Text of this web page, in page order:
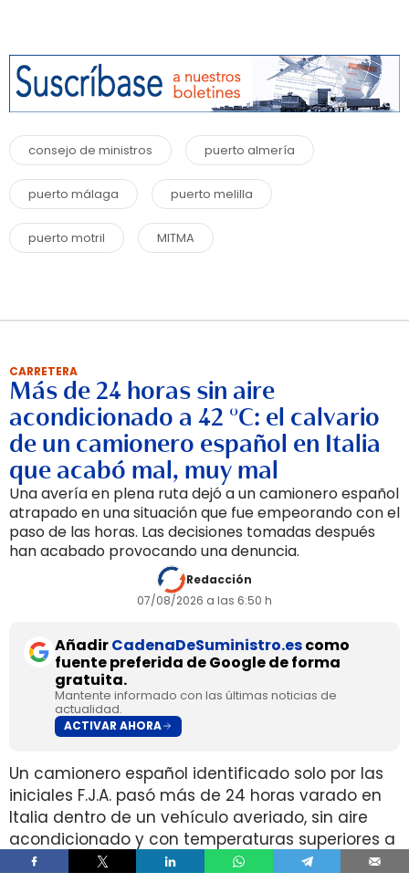
consejo de ministros puerto almería
puerto málaga puerto melilla
puerto motril MITMA
CARRETERA
Más de 24 horas sin aire
acondicionado a 42 °C: el calvario
de un camionero español en Italia
que acabó mal, muy mal
Una avería en plena ruta dejó a un camionero español
atrapado en una situación que fue empeorando con el
paso de las horas. Las decisiones tomadas después
han acabado provocando una denuncia.
Redacción
07/08/2026 a las 6:50 h
AñadirCadenaDeSuministro.escomo
fuente preferida de Google de forma
gratuita.
Mantente informado con las últimas noticias de
actualidad.
ACTIVAR AHORA
Un camionero español identificado solo por las
iniciales F.J.A. pasó más de 24 horas varado en
Italia dentro de un vehículo averiado, sin aire
acondicionado y con temperaturas superiores a
42°C, después de que la empresa le ordenara